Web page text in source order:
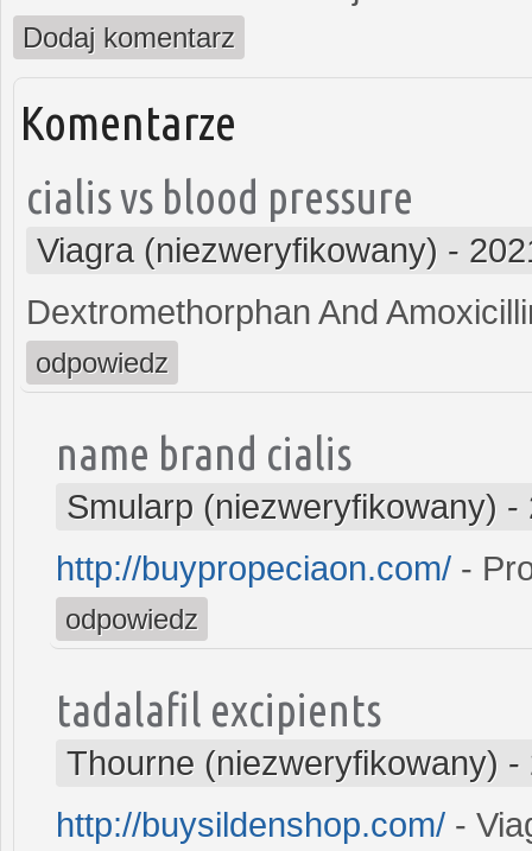
Dodaj komentarz
Komentarze
cialis vs blood pressure
Viagra (niezweryfikowany) -
Dextromethorphan And
odpowiedz
name brand cialis
Smularp (niezweryfikowany) -
http://buypropeciaon.com/ -
odpowiedz
tadalafil excipients
Thourne (niezweryfikowany) -
http://buysildenshop.com/ -